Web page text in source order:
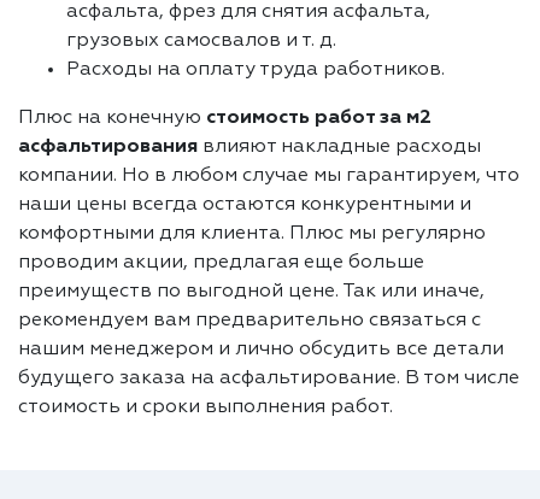
асфальта, фрез для снятия асфальта,
грузовых самосвалов и т. д.
Расходы на оплату труда работников.
Плюс на конечную стоимость работ за м2
асфальтирования влияют накладные расходы
компании. Но в любом случае мы гарантируем, что
наши цены всегда остаются конкурентными и
комфортными для клиента. Плюс мы регулярно
проводим акции, предлагая еще больше
преимуществ по выгодной цене. Так или иначе,
рекомендуем вам предварительно связаться с
нашим менеджером и лично обсудить все детали
будущего заказа на асфальтирование. В том числе
стоимость и сроки выполнения работ.